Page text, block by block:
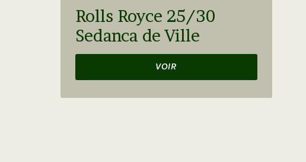
Rolls Royce 25/30
Sedanca de Ville
VOIR